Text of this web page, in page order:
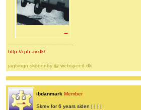
→
-------------------------------------------
http://cph-air.dk/
jagtvogn skouenby @ webspeed.dk
ibdanmark Member
Skrev for 6 years siden | | | |